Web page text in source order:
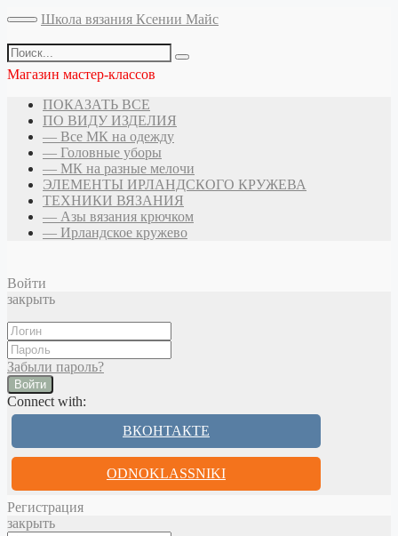
Школа вязания Ксении Майс
Магазин мастер-классов
ПОКАЗАТЬ ВСЕ
ПО ВИДУ ИЗДЕЛИЯ
— Все МК на одежду
— Головные уборы
— МК на разные мелочи
ЭЛЕМЕНТЫ ИРЛАНДСКОГО КРУЖЕВА
ТЕХНИКИ ВЯЗАНИЯ
— Азы вязания крючком
— Ирландское кружево
Войти
закрыть
Забыли пароль?
Войти
Connect with:
ВКОНТАКТЕ
ODNOKLASSNIKI
Регистрация
закрыть